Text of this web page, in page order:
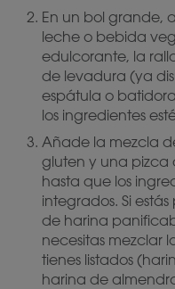
En un bol grande,
leche o bebida
edulcorante, la
de levadura (ya
espátula o
los ingredientes
Añade la mezcla
gluten y una pizca
hasta que los
integrados. Si
de harina
necesitas mezclar
tienes listados
harina de